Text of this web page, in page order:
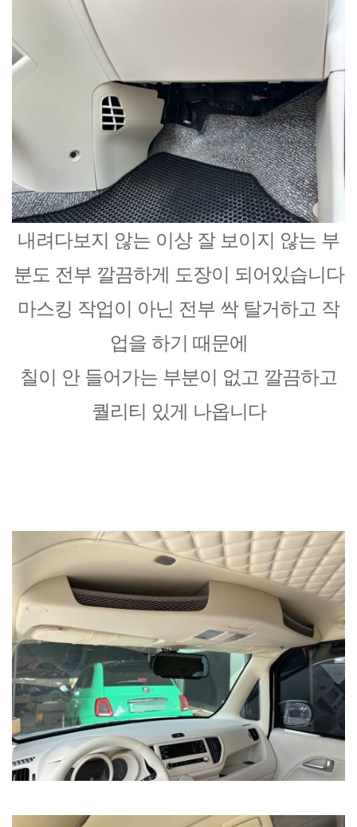
내려다보지 않는 이상 잘 보이지 않는 부
분도 전부 깔끔하게 도장이 되어있습니다
마스킹 작업이 아닌 전부 싹 탈거하고 작
업을 하기 때문에
칠이 안 들어가는 부분이 없고 깔끔하고
퀄리티 있게 나옵니다